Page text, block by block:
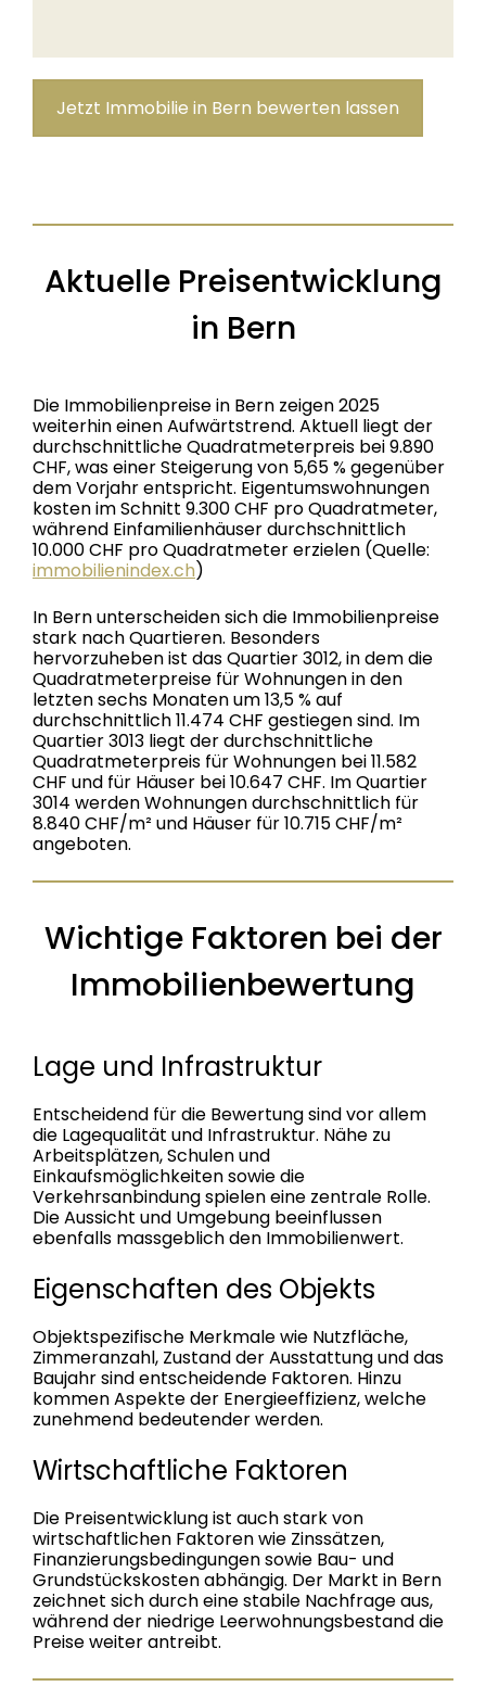
Jetzt Immobilie in Bern bewerten lassen
Aktuelle Preisentwicklung
in Bern
Die Immobilienpreise in Bern zeigen 2025
weiterhin einen Aufwärtstrend. Aktuell liegt der
durchschnittliche Quadratmeterpreis bei 9.890
CHF, was einer Steigerung von 5,65 % gegenüber
dem Vorjahr entspricht. Eigentumswohnungen
kosten im Schnitt 9.300 CHF pro Quadratmeter,
während Einfamilienhäuser durchschnittlich
10.000 CHF pro Quadratmeter erzielen (Quelle:
immobilienindex.ch)
In Bern unterscheiden sich die Immobilienpreise
stark nach Quartieren. Besonders
hervorzuheben ist das Quartier 3012, in dem die
Quadratmeterpreise für Wohnungen in den
letzten sechs Monaten um 13,5 % auf
durchschnittlich 11.474 CHF gestiegen sind. Im
Quartier 3013 liegt der durchschnittliche
Quadratmeterpreis für Wohnungen bei 11.582
CHF und für Häuser bei 10.647 CHF. Im Quartier
3014 werden Wohnungen durchschnittlich für
8.840 CHF/m² und Häuser für 10.715 CHF/m²
angeboten.
Wichtige Faktoren bei der
Immobilienbewertung
Lage und Infrastruktur
Entscheidend für die Bewertung sind vor allem
die Lagequalität und Infrastruktur. Nähe zu
Arbeitsplätzen, Schulen und
Einkaufsmöglichkeiten sowie die
Verkehrsanbindung spielen eine zentrale Rolle.
Die Aussicht und Umgebung beeinflussen
ebenfalls massgeblich den Immobilienwert.
Eigenschaften des Objekts
Objektspezifische Merkmale wie Nutzfläche,
Zimmeranzahl, Zustand der Ausstattung und das
Baujahr sind entscheidende Faktoren. Hinzu
kommen Aspekte der Energieeffizienz, welche
zunehmend bedeutender werden.
Wirtschaftliche Faktoren
Die Preisentwicklung ist auch stark von
wirtschaftlichen Faktoren wie Zinssätzen,
Finanzierungsbedingungen sowie Bau- und
Grundstückskosten abhängig. Der Markt in Bern
zeichnet sich durch eine stabile Nachfrage aus,
während der niedrige Leerwohnungsbestand die
Preise weiter antreibt.